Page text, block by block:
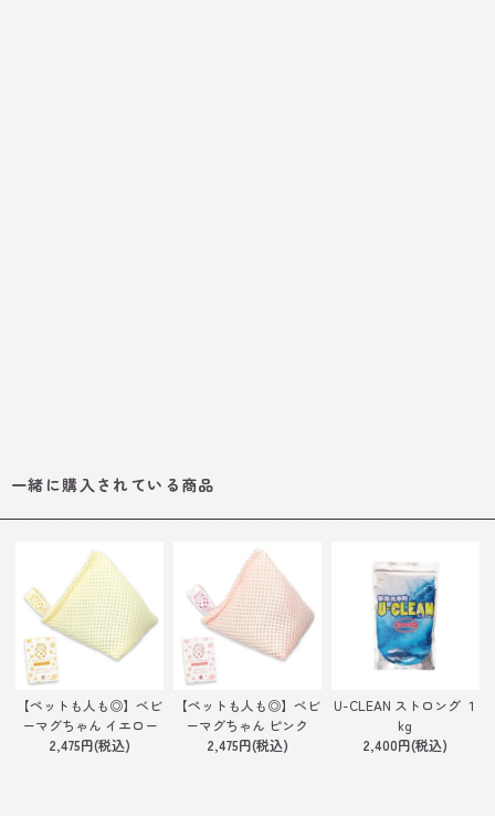
一緒に購入されている商品
【ペットも人も◎】ベビ
ーマグちゃん イエロー
2,475円(税込)
【ペットも人も◎】ベビ
ーマグちゃん ピンク
2,475円(税込)
U-CLEAN ストロング １
kg
2,400円(税込)